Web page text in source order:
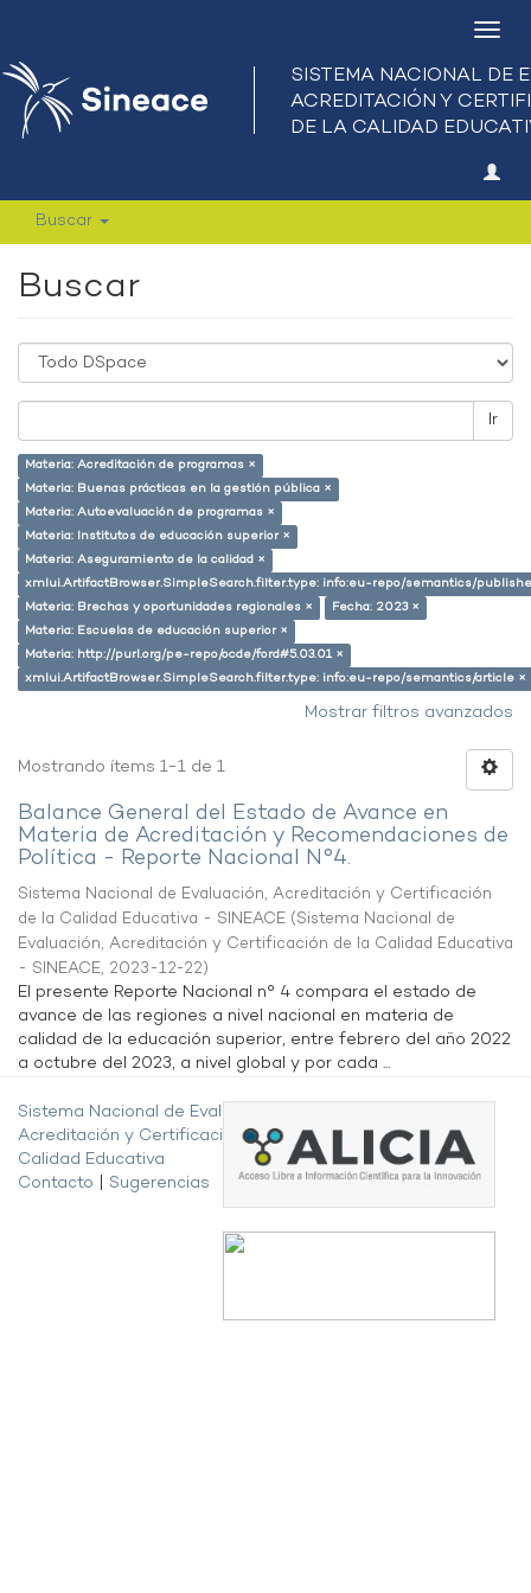
Buscar
Buscar
Ir
Materia: Acreditación de programas ×
Materia: Buenas prácticas en la gestión pública ×
Materia: Autoevaluación de programas ×
Materia: Institutos de educación superior ×
Materia: Aseguramiento de la calidad ×
xmlui.ArtifactBrowser.SimpleSearch.filter.type: info:eu-repo/semantics/
Materia: Brechas y oportunidades regionales ×
Fecha: 2023 ×
Materia: Escuelas de educación superior ×
Materia: http://purl.org/pe-repo/ocde/ford#5.03.01 ×
xmlui.ArtifactBrowser.SimpleSearch.filter.type: info:eu-repo/semantics/article ×
Mostrar filtros avanzados
Mostrando ítems 1-1 de 1
Balance General del Estado de Avance en
Materia de Acreditación y Recomendaciones de
Política - Reporte Nacional N°4.
Sistema Nacional de Evaluación, Acreditación y Certificación
de la Calidad Educativa - SINEACE (Sistema Nacional de
Evaluación, Acreditación y Certificación de la Calidad Educativa
- SINEACE, 2023-12-22)
El presente Reporte Nacional n° 4 compara el estado de
avance de las regiones a nivel nacional en materia de
calidad de la educación superior, entre febrero del año 2022
a octubre del 2023, a nivel global y por cada ...
Sistema Nacional de Evaluación,
Acreditación y Certificación de la
Calidad Educativa
Contacto
Sugerencias